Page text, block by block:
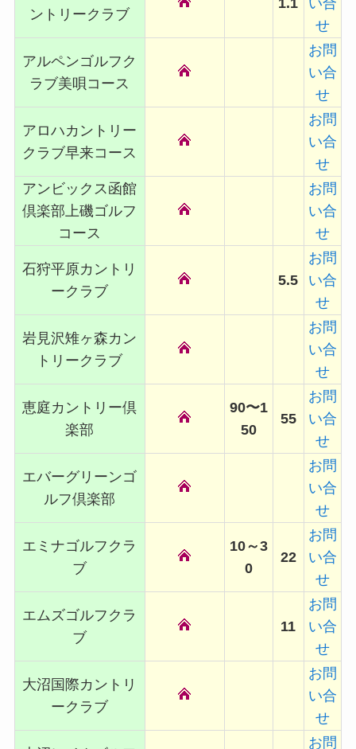
ントリークラブ
1.1
い合
せ
アルペンゴルフク
ラブ美唄コース
お問
い合
せ
アロハカントリー
クラブ早来コース
お問
い合
せ
アンビックス函館
倶楽部上磯ゴルフ
コース
お問
い合
せ
石狩平原カントリ
ークラブ
5.5
お問
い合
せ
岩見沢雉ヶ森カン
トリークラブ
お問
い合
せ
恵庭カントリー倶
楽部
90〜1
50
55
お問
い合
せ
エバーグリーンゴ
ルフ倶楽部
お問
い合
せ
エミナゴルフクラ
ブ
10～3
0
22
お問
い合
せ
エムズゴルフクラ
ブ
11
お問
い合
せ
大沼国際カントリ
ークラブ
お問
い合
せ
お問